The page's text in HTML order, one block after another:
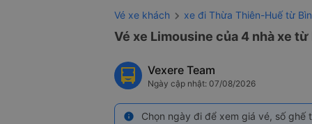
Vé xe khách xe đi Thừa Thiên-Huế từ
Vé xe Limousine của 4 nhà xe
Vexere Team
Ngày cập nhật: 07/08/2026
info Chọn ngày đi để xem giá vé, số